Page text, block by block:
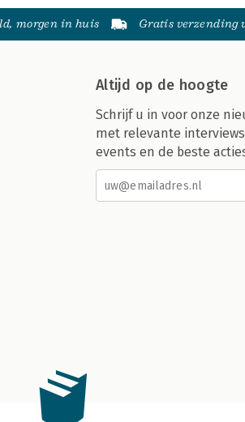
morgen in huis Gratis verzending
Altijd op de hoogte
Schrijf u in voor onze
met relevante
events en de beste